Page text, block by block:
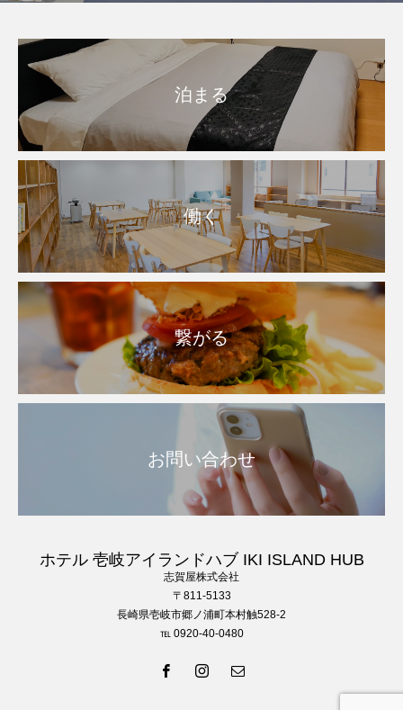
泊まる
働く
繋がる
お問い合わせ
ホテル 壱岐アイランドハブ IKI ISLAND HUB
志賀屋株式会社
〒811-5133
長崎県壱岐市郷ノ浦町本村触528-2
℡ 0920-40-0480